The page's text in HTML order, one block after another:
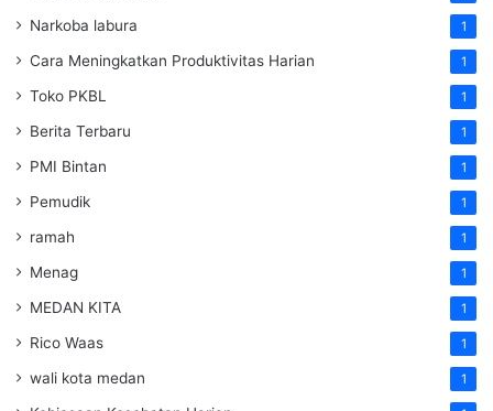
Narkoba labura 1
Cara Meningkatkan Produktivitas Harian 1
Toko PKBL 1
Berita Terbaru 1
PMI Bintan 1
Pemudik 1
ramah 1
Menag 1
MEDAN KITA 1
Rico Waas 1
wali kota medan 1